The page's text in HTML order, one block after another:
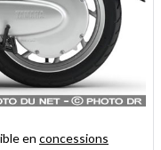
en concessions